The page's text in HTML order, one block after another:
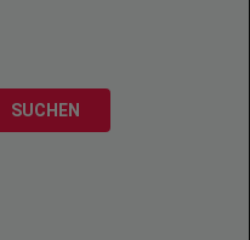
SUCHEN